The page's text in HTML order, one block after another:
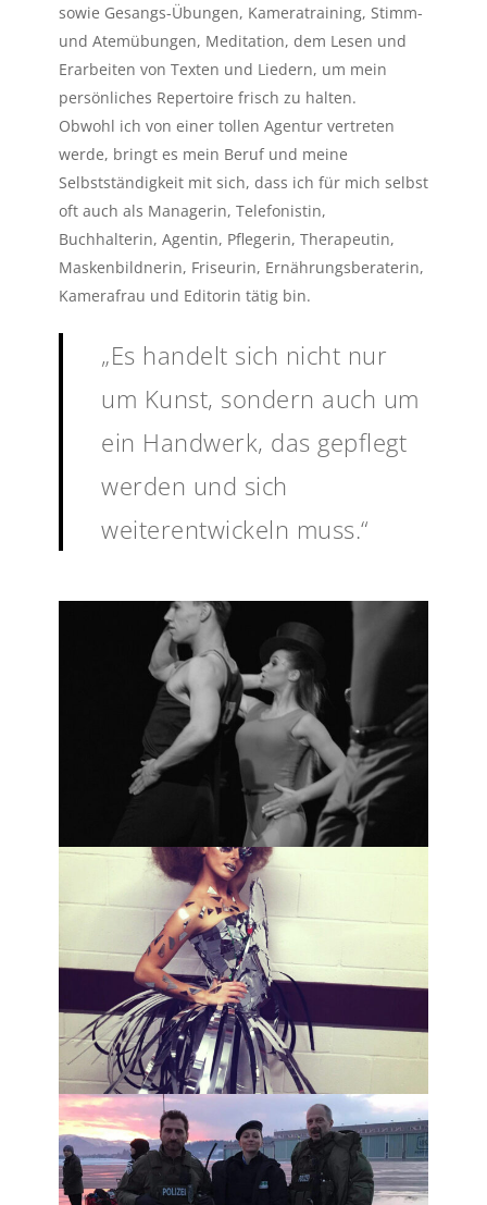
sowie Gesangs-Übungen, Kameratraining, Stimm-
und Atemübungen, Meditation, dem Lesen und
Erarbeiten von Texten und Liedern, um mein
persönliches Repertoire frisch zu halten.
Obwohl ich von einer tollen Agentur vertreten
werde, bringt es mein Beruf und meine
Selbstständigkeit mit sich, dass ich für mich selbst
oft auch als Managerin, Telefonistin,
Buchhalterin, Agentin, Pflegerin, Therapeutin,
Maskenbildnerin, Friseurin, Ernährungsberaterin,
Kamerafrau und Editorin tätig bin.
„Es handelt sich nicht nur
um Kunst, sondern auch um
ein Handwerk, das gepflegt
werden und sich
weiterentwickeln muss.“